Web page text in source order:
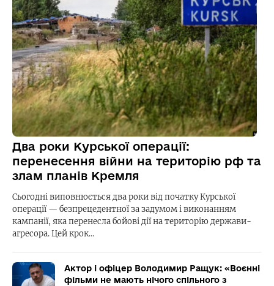
Два роки Курської операції:
перенесення війни на територію рф та
злам планів Кремля
Сьогодні виповнюється два роки від початку Курської
операції — безпрецедентної за задумом і виконанням
кампанії, яка перенесла бойові дії на територію держави-
агресора. Цей крок…
Актор і офіцер Володимир Ращук: «Воєнні
фільми не мають нічого спільного з